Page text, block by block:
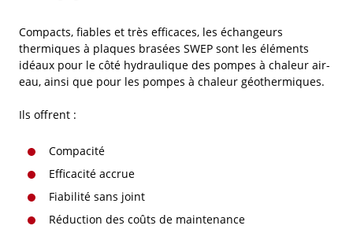
Compacts, fiables et très efficaces, les échangeurs
thermiques à plaques brasées SWEP sont les éléments
idéaux pour le côté hydraulique des pompes à chaleur air-
eau, ainsi que pour les pompes à chaleur géothermiques.
Ils offrent :
Compacité
Efficacité accrue
Fiabilité sans joint
Réduction des coûts de maintenance